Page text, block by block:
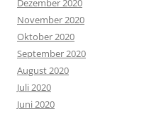
Dezember 2020
November 2020
Oktober 2020
September 2020
August 2020
Juli 2020
Juni 2020